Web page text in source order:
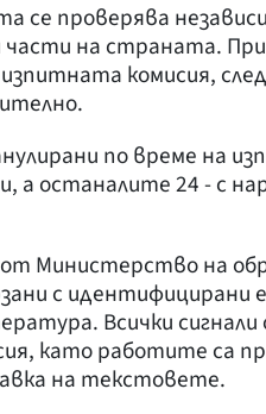
се проверява
части на страната.
комисия,
по време на
а останалите 24 - с
от Министерство на
с
Всички
като работите са
на текстовете.